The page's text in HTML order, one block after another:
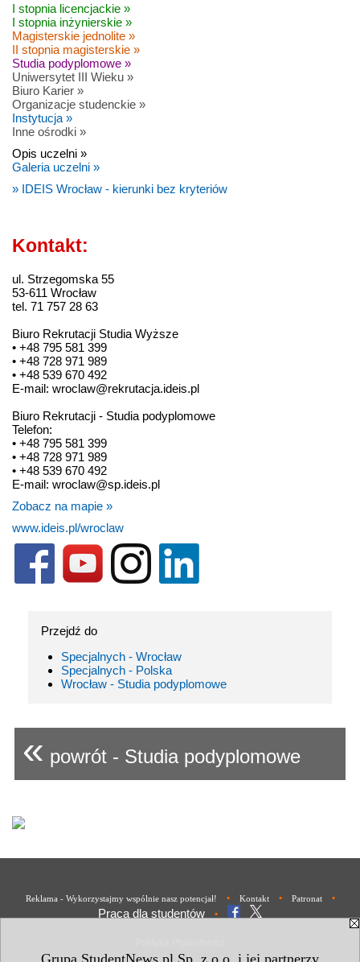
Grupa StudentNews.pl Sp. z o.o. i jej partnerzy
I stopnia licencjackie »
I stopnia inżynierskie »
Magisterskie jednolite »
II stopnia magisterskie »
Studia podyplomowe »
Uniwersytet III Wieku »
Biuro Karier »
Organizacje studenckie »
Instytucja »
Inne ośrodki »
Opis uczelni »
Galeria uczelni »
» IDEIS Wrocław - kierunki bez kryteriów
Kontakt:
ul. Strzegomska 55
53-611 Wrocław
tel. 71 757 28 63
Biuro Rekrutacji Studia Wyższe
• +48 795 581 399
• +48 728 971 989
• +48 539 670 492
E-mail: wroclaw@rekrutacja.ideis.pl
Biuro Rekrutacji - Studia podyplomowe
Telefon:
• +48 795 581 399
• +48 728 971 989
• +48 539 670 492
E-mail: wroclaw@sp.ideis.pl
Zobacz na mapie »
www.ideis.pl/wroclaw
Przejdź do
Specjalnych - Wrocław
Specjalnych - Polska
Wrocław - Studia podyplomowe
« powrót - Studia podyplomowe
Reklama - Wykorzystajmy wspólnie nasz potencjał! • Kontakt • Patronat •
Praca dla studentów •